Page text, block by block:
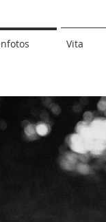
Vita